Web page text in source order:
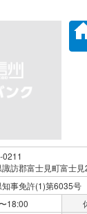
0211
訪郡富士見町富士
知事免許(1)第6035号
18:00